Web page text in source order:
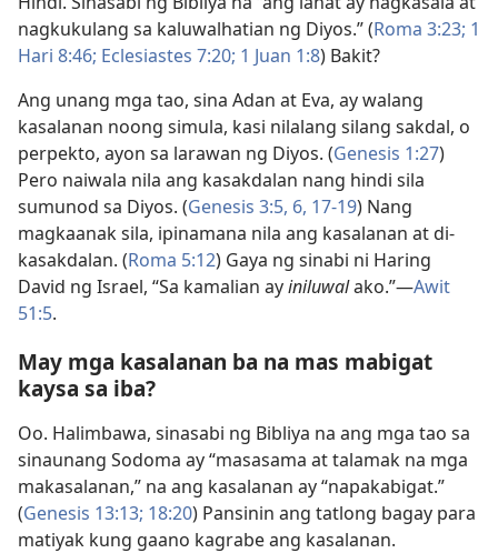
nagkukulang sa kaluwalhatian ng Diyos.” (Roma 3:23; 1
Hari 8:46; Eclesiastes 7:20; 1 Juan 1:8) Bakit?
Ang unang mga tao, sina Adan at Eva, ay walang
kasalanan noong simula, kasi nilalang silang sakdal, o
perpekto, ayon sa larawan ng Diyos. (Genesis 1:27)
Pero naiwala nila ang kasakdalan nang hindi sila
sumunod sa Diyos. (Genesis 3:5, 6, 17-19) Nang
magkaanak sila, ipinamana nila ang kasalanan at di-
kasakdalan. (Roma 5:12) Gaya ng sinabi ni Haring
David ng Israel, “Sa kamalian ayiniluwalako.”—Awit
51:5.
May mga kasalanan ba na mas mabigat
kaysa sa iba?
Oo. Halimbawa, sinasabi ng Bibliya na ang mga tao sa
sinaunang Sodoma ay “masasama at talamak na mga
makasalanan,” na ang kasalanan ay “napakabigat.”
(Genesis 13:13; 18:20) Pansinin ang tatlong bagay para
matiyak kung gaano kagrabe ang kasalanan.